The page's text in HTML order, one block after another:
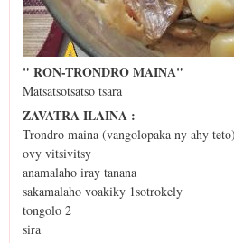
" RON-TRONDRO MAINA"
Matsatsotsatso tsara
ZAVATRA ILAINA :
Trondro maina (vangolopaka ny ahy
ovy vitsivitsy
anamalaho iray tanana
sakamalaho voakiky 1sotrokely
tongolo 2
sira